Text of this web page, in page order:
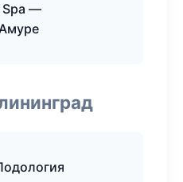
Spa —